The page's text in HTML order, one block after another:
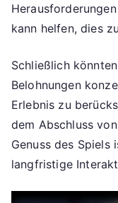
kann helfen, dies
Schließlich
Belohnungen
Erlebnis zu
dem Abschluss
Genuss des Spiels
langfristige